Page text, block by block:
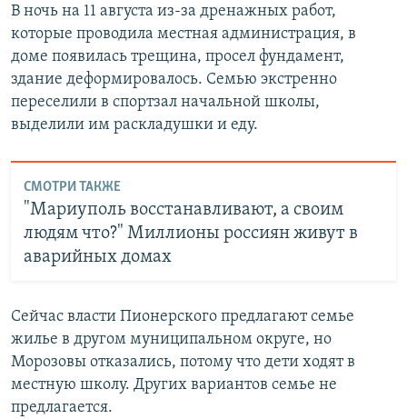
В ночь на 11 августа из-за дренажных работ,
которые проводила местная администрация, в
доме появилась трещина, просел фундамент,
здание деформировалось. Семью экстренно
переселили в спортзал начальной школы,
выделили им раскладушки и еду.
СМОТРИ ТАКЖЕ
"Мариуполь восстанавливают, а своим
людям что?" Миллионы россиян живут в
аварийных домах
Сейчас власти Пионерского предлагают семье
жилье в другом муниципальном округе, но
Морозовы отказались, потому что дети ходят в
местную школу. Других вариантов семье не
предлагается.